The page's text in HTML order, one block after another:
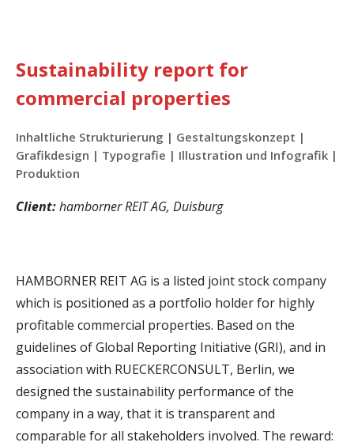
Sustainability report for
commercial properties
Inhaltliche Strukturierung | Gestaltungskonzept |
Grafikdesign | Typografie | Illustration und Infografik |
Produktion
Client:hamborner REIT AG, Duisburg
HAMBORNER REIT AG is a listed joint stock company
which is positioned as a portfolio holder for highly
profitable commercial properties. Based on the
guidelines of Global Reporting Initiative (GRI), and in
association with RUECKERCONSULT, Berlin, we
designed the sustainability performance of the
company in a way, that it is transparent and
comparable for all stakeholders involved. The reward: